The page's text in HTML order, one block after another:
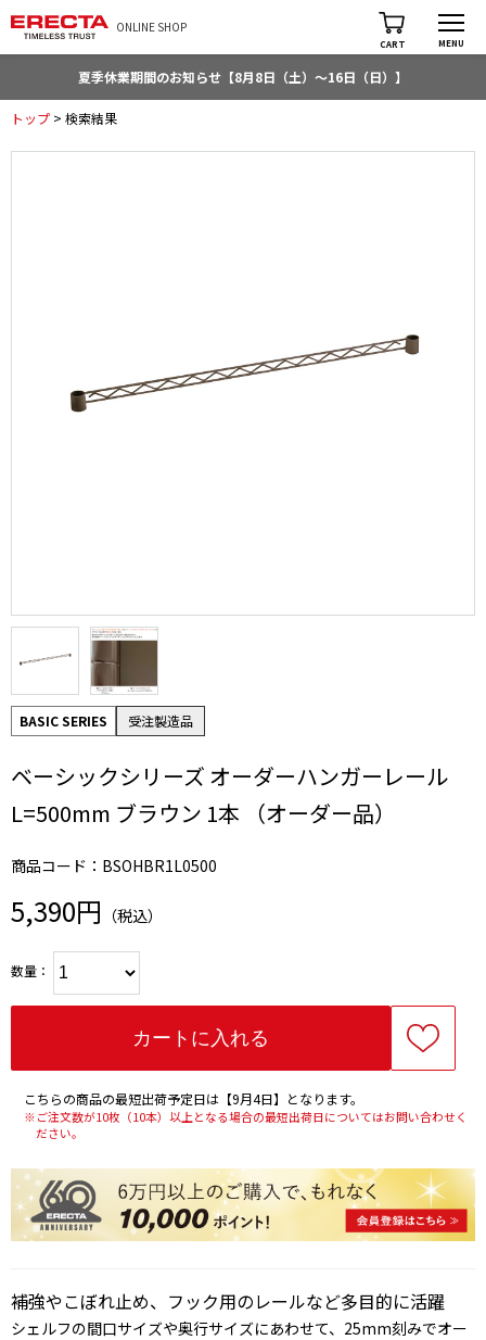
ONLINE SHOP
CART MENU
夏季休業期間のお知らせ【8月8日（土）～16日（日）】
トップ > 検索結果
BASIC SERIES 受注製造品
ベーシックシリーズ オーダーハンガーレール
L=500mm ブラウン 1本 （オーダー品）
商品コード：BSOHBR1L0500
5,390円 （税込）
数量：
こちらの商品の最短出荷予定日は【9月4日】となります。
※ご注文数が10枚（10本）以上となる場合の最短出荷日についてはお問い合わせく
ださい。
補強やこぼれ止め、フック用のレールなど多目的に活躍
シェルフの間口サイズや奥行サイズにあわせて、25mm刻みでオー